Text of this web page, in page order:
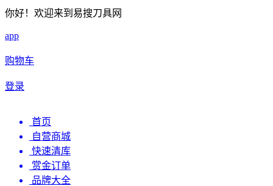
你好！欢迎来到易搜刀具网
app
购物车
登录
首页
自营商城
快速清库
赏金订单
品牌大全